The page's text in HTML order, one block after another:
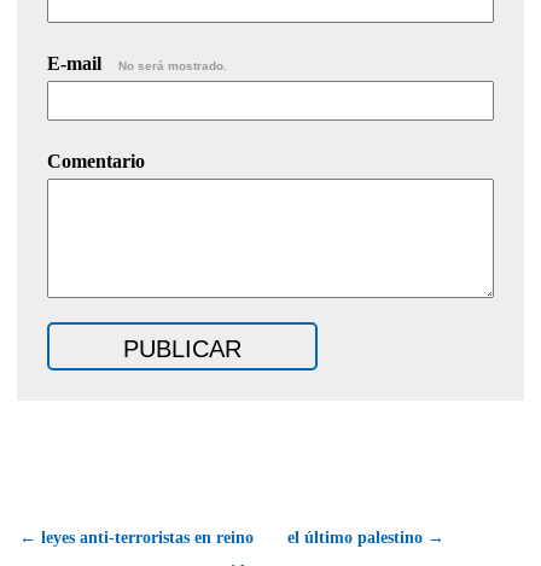
E-mail No será mostrado.
Comentario
← leyes anti-terroristas en reino
el último palestino →